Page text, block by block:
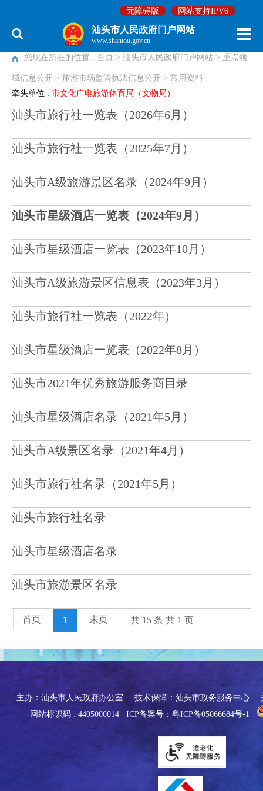
无障碍版 网站支持IPV6
汕头市人民政府门户网站
www.shantou.gov.cn
旅游市场监管执法信息公开
您现在所在的位置 : 首页 > 汕头市人民政府门户网站 > 重点领
域信息公开 > 旅游市场监管执法信息公开 > 常用资料
牵头单位 : 市文化广电旅游体育局（文物局）
汕头市旅行社一览表（2026年6月）
汕头市旅行社一览表（2025年7月）
汕头市A级旅游景区名录（2024年9月）
汕头市星级酒店一览表（2024年9月）
汕头市星级酒店一览表（2023年10月）
汕头市A级旅游景区信息表（2023年3月）
汕头市旅行社一览表（2022年）
汕头市星级酒店一览表（2022年8月）
汕头市2021年优秀旅游服务商目录
汕头市星级酒店名录（2021年5月）
汕头市A级景区名录（2021年4月）
汕头市旅行社名录（2021年5月）
汕头市旅行社名录
汕头市星级酒店名录
汕头市旅游景区名录
首页 1 末页 共 15 条 共 1 页
主办：汕头市人民政府办公室 技术保障：汕头市政务服务中心
网站标识码 : 4405000014 ICP备案号：粤ICP备05066684号-1